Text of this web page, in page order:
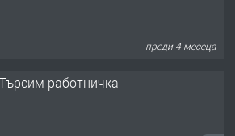
преди 4 месеца
работничка